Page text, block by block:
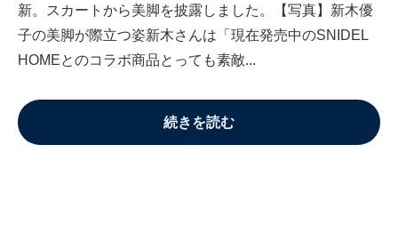
新。スカートから美脚を披露しました。【写真】新木優
子の美脚が際立つ姿新木さんは「現在発売中のSNIDEL
HOMEとのコラボ商品とっても素敵...
続きを読む